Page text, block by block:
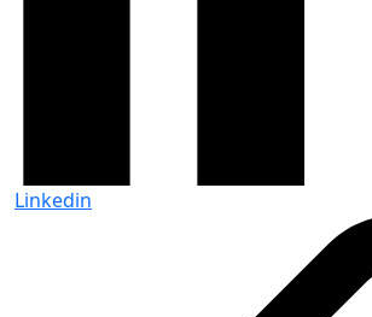
Linkedin